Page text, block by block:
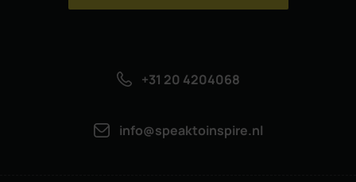
+31 20 4204068
info@speaktoinspire.nl